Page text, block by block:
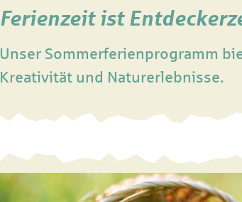
Ferienzeit ist
Unser Sommerferienprogramm
Kreativität und Naturerlebnisse.